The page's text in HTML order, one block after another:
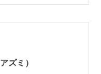
ズミ）